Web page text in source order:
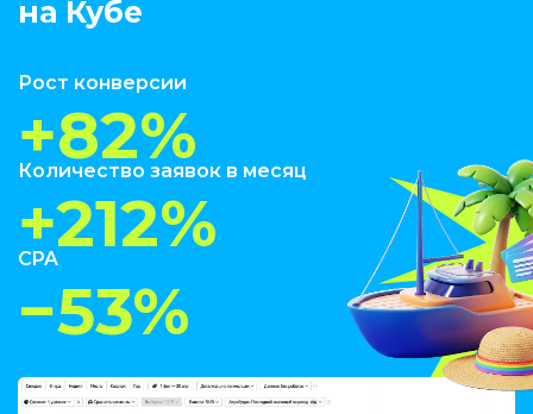
на Кубе
Рост конверсии
+82%
Количество заявок в месяц
+212%
CPA
−53%